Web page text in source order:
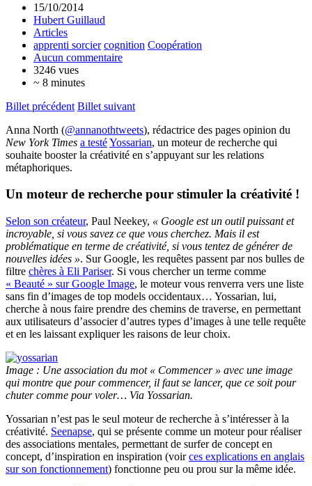
15/10/2014
Hubert Guillaud
Articles
apprenti sorcier cognition Coopération
Aucun commentaire
3246 vues
~ 8 minutes
Billet précédent Billet suivant
Anna North (@annanothtweets), rédactrice des pages opinion du
New York Times a testéYossarian, un moteur de recherche qui
souhaite booster la créativité en s’appuyant sur les relations
métaphoriques.
Un moteur de recherche pour stimuler la créativité !
Selon son créateur, Paul Neekey, « Google est un outil puissant et
incroyable, si vous savez ce que vous cherchez. Mais il est
problématique en terme de créativité, si vous tentez de générer de
nouvelles idées ». Sur Google, les requêtes passent par nos bulles de
filtre chères à Eli Pariser. Si vous chercher un terme comme
« Beauté » sur Google Image, le moteur vous renverra vers une liste
sans fin d’images de top models occidentaux… Yossarian, lui,
cherche à nous faire prendre des chemins de traverse, en permettant
aux utilisateurs d’associer d’autres types d’images à une telle requête
et en les laissant expliquer les raisons de leur choix.
Image : Une association du mot « Commencer » avec une image
qui montre que pour commencer, il faut se lancer, que ce soit pour
chuter comme pour voler… Via Yossarian.
Yossarian n’est pas le seul moteur de recherche à s’intéresser à la
créativité. Seenapse, qui se présente comme un moteur pour réaliser
des associations mentales, permettant de surfer de concept en
concept, d’inspiration en inspiration (voirces explications en anglais
sur son fonctionnement) fonctionne peu ou prou sur la même idée.